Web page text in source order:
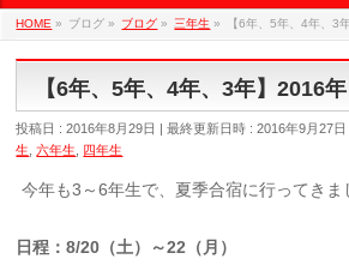
HOME » ブログ » ブログ » 三年生 » 【6年、5年、4年、3
【6年、5年、4年、3年】2016
投稿日 : 2016年8月29日 最終更新日時 : 2016年9月27日
生 ,六年生 四年生
今年も3～6年生で、夏季合宿に行ってきま
日程：8/20（土）～22（月）